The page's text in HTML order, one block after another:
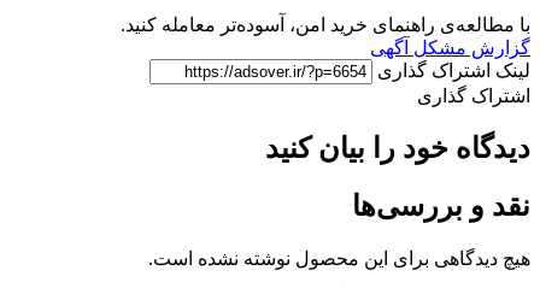
راهنمای خرید امن، آسوده‌تر معامله کنید.
آگهی
گذاری
خود را بیان کنید
بررسی‌ها
برای این محصول نوشته نشده است.